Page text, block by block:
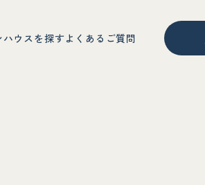
ウスを探すよくあるご質問